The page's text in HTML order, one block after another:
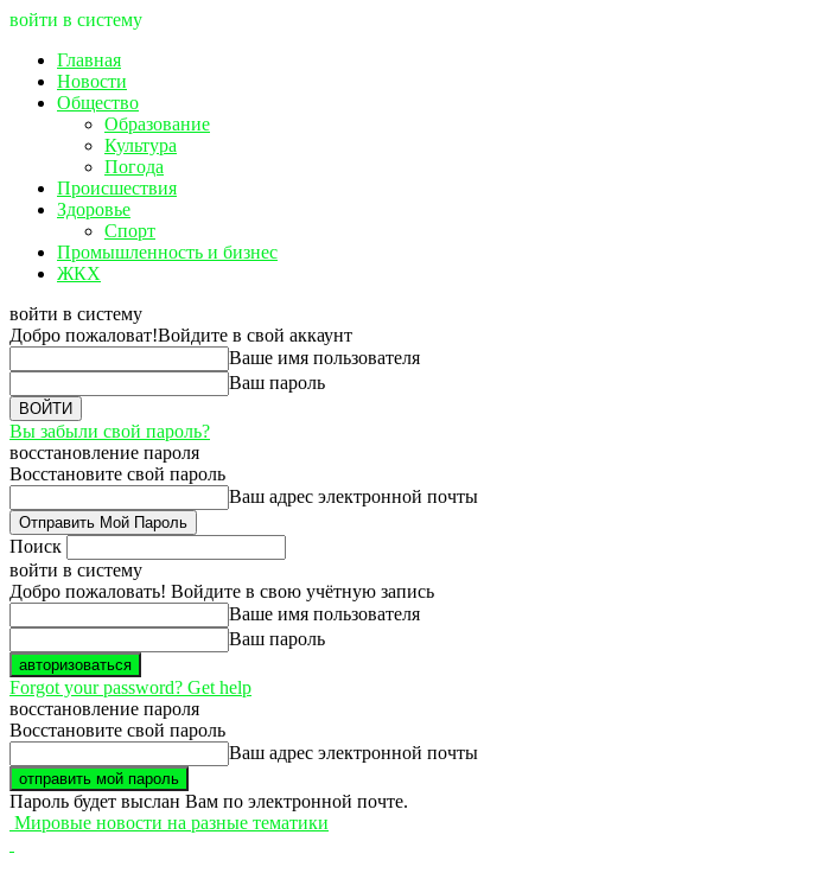
войти в систему
Главная
Новости
Общество
Образование
Культура
Погода
Происшествия
Здоровье
Спорт
Промышленность и бизнес
ЖКХ
войти в систему
Добро пожаловат!Войдите в свой аккаунт
Ваше имя пользователя
Ваш пароль
Вы забыли свой пароль?
восстановление пароля
Восстановите свой пароль
Ваш адрес электронной почты
Поиск
войти в систему
Добро пожаловать! Войдите в свою учётную запись
Ваше имя пользователя
Ваш пароль
Forgot your password? Get help
восстановление пароля
Восстановите свой пароль
Ваш адрес электронной почты
Пароль будет выслан Вам по электронной почте.
Мировые новости на разные тематики